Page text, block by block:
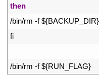
then
/bin/rm -f ${BACKUP_DIR}
fi
/bin/rm -f ${RUN_FLAG}